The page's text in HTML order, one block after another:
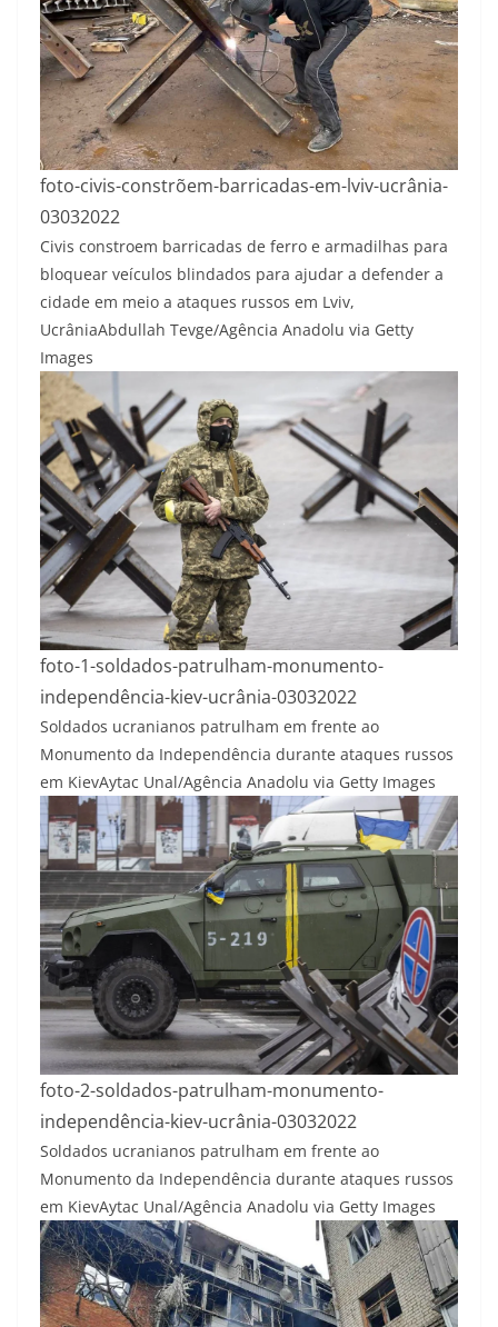
foto-civis-constrõem-barricadas-em-lviv-ucrânia-
03032022
Civis constroem barricadas de ferro e armadilhas para
bloquear veículos blindados para ajudar a defender a
cidade em meio a ataques russos em Lviv,
UcrâniaAbdullah Tevge/Agência Anadolu via Getty
Images
foto-1-soldados-patrulham-monumento-
independência-kiev-ucrânia-03032022
Soldados ucranianos patrulham em frente ao
Monumento da Independência durante ataques russos
em KievAytac Unal/Agência Anadolu via Getty Images
foto-2-soldados-patrulham-monumento-
independência-kiev-ucrânia-03032022
Soldados ucranianos patrulham em frente ao
Monumento da Independência durante ataques russos
em KievAytac Unal/Agência Anadolu via Getty Images